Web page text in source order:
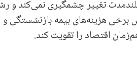
هزینه‌های بیمه بازنشستگی و
اقتصاد را تقویت کند.